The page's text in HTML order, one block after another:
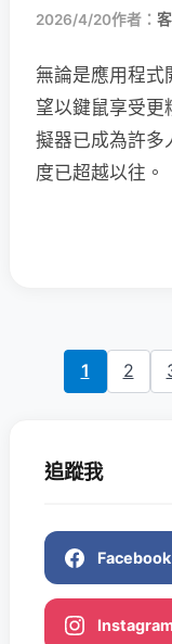
2026/4/20作者：
無論是應用程式
望以鍵鼠享受更
擬器已成為許多
度已超越以往。
1 2
追蹤我
Facebook